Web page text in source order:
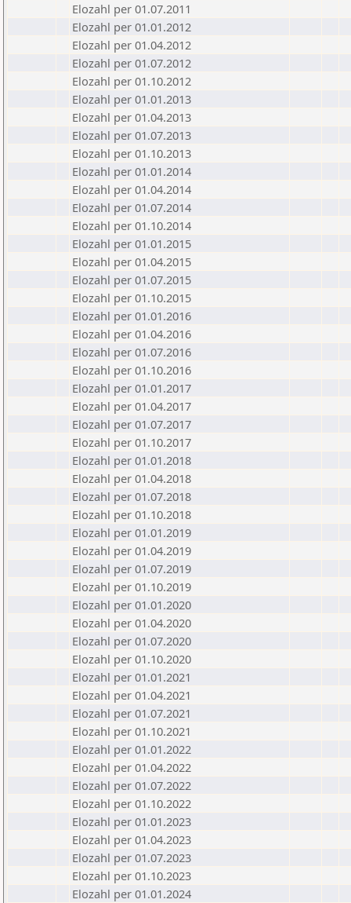
Elozahl per 01.07.2011
Elozahl per 01.01.2012
Elozahl per 01.04.2012
Elozahl per 01.07.2012
Elozahl per 01.10.2012
Elozahl per 01.01.2013
Elozahl per 01.04.2013
Elozahl per 01.07.2013
Elozahl per 01.10.2013
Elozahl per 01.01.2014
Elozahl per 01.04.2014
Elozahl per 01.07.2014
Elozahl per 01.10.2014
Elozahl per 01.01.2015
Elozahl per 01.04.2015
Elozahl per 01.07.2015
Elozahl per 01.10.2015
Elozahl per 01.01.2016
Elozahl per 01.04.2016
Elozahl per 01.07.2016
Elozahl per 01.10.2016
Elozahl per 01.01.2017
Elozahl per 01.04.2017
Elozahl per 01.07.2017
Elozahl per 01.10.2017
Elozahl per 01.01.2018
Elozahl per 01.04.2018
Elozahl per 01.07.2018
Elozahl per 01.10.2018
Elozahl per 01.01.2019
Elozahl per 01.04.2019
Elozahl per 01.07.2019
Elozahl per 01.10.2019
Elozahl per 01.01.2020
Elozahl per 01.04.2020
Elozahl per 01.07.2020
Elozahl per 01.10.2020
Elozahl per 01.01.2021
Elozahl per 01.04.2021
Elozahl per 01.07.2021
Elozahl per 01.10.2021
Elozahl per 01.01.2022
Elozahl per 01.04.2022
Elozahl per 01.07.2022
Elozahl per 01.10.2022
Elozahl per 01.01.2023
Elozahl per 01.04.2023
Elozahl per 01.07.2023
Elozahl per 01.10.2023
Elozahl per 01.01.2024